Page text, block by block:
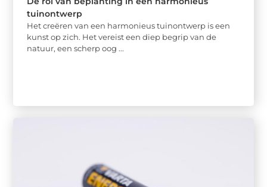
tuinontwerp
Het creëren van een harmonieus tuinontwerp is een
kunst op zich. Het vereist een diep begrip van de
natuur, een scherp oog ...